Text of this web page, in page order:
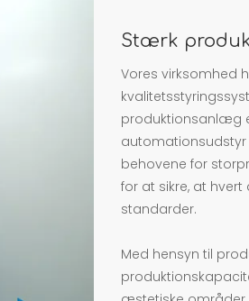
Stærk
Vores virksomhed
produktionsanlæg
behovene for
for at sikre, at
standarder.
Med hensyn til